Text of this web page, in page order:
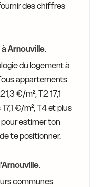
des chiffres
Arnouville.
du logement à
appartements
€/m², T2 17,1
€/m², T4 et plus
estimer ton
te positionner.
communes